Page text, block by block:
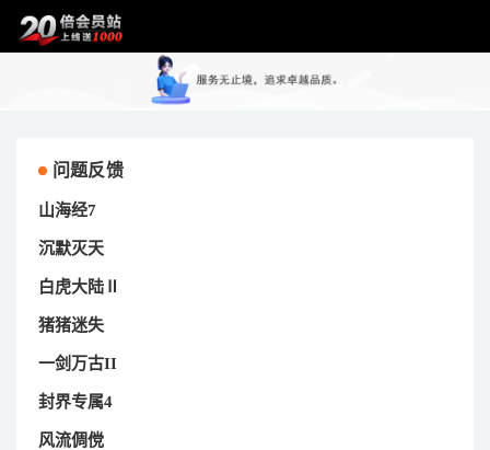
问题反馈
山海经7
沉默灭天
白虎大陆Ⅱ
猪猪迷失
一剑万古II
封界专属4
风流倜傥